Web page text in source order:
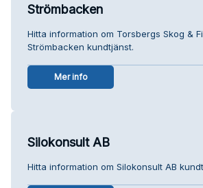
Strömbacken
Hitta information om Torsbergs Skog &
Strömbacken kundtjänst.
Mer info
Silokonsult AB
Hitta information om Silokonsult AB